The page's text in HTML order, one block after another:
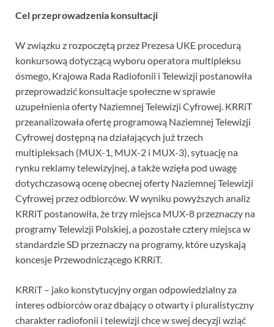
Cel przeprowadzenia konsultacji
W związku z rozpoczętą przez Prezesa UKE procedurą
konkursową dotyczącą wyboru operatora multipleksu
ósmego, Krajowa Rada Radiofonii i Telewizji postanowiła
przeprowadzić konsultacje społeczne w sprawie
uzupełnienia oferty Naziemnej Telewizji Cyfrowej. KRRiT
przeanalizowała ofertę programową Naziemnej Telewizji
Cyfrowej dostępną na działających już trzech
multipleksach (MUX-1, MUX-2 i MUX-3), sytuację na
rynku reklamy telewizyjnej, a także wzięła pod uwagę
dotychczasową ocenę obecnej oferty Naziemnej Telewizji
Cyfrowej przez odbiorców. W wyniku powyższych analiz
KRRiT postanowiła, że trzy miejsca MUX-8 przeznaczy na
programy Telewizji Polskiej, a pozostałe cztery miejsca w
standardzie SD przeznaczy na programy, które uzyskają
koncesje Przewodniczącego KRRiT.
KRRiT – jako konstytucyjny organ odpowiedzialny za
interes odbiorców oraz dbający o otwarty i pluralistyczny
charakter radiofonii i telewizji chce w swej decyzji wziąć